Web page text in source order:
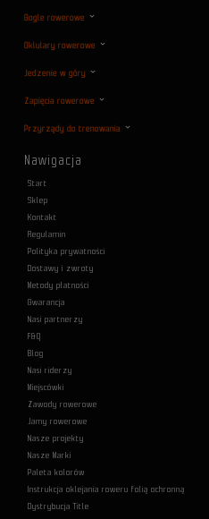
Gogle rowerowe
Oklulary rowerowe
Jedzenie w góry
Zapięcia rowerowe
Przyrządy do trenowania
Nawigacja
Start
Sklep
Kontakt
Regulamin
Polityka prywatności
Dostawy i zwroty
Metody płatności
Gwarancja
Nasi partnerzy
F&Q
Blog
Nasi riderzy
Miejscówki
Zawody rowerowe
Jamy rowerowe
Nasze projekty
Nasze Marki
Paleta kolorów
Instrukcja oklejania roweru folią ochronną
Dystrybucja Title